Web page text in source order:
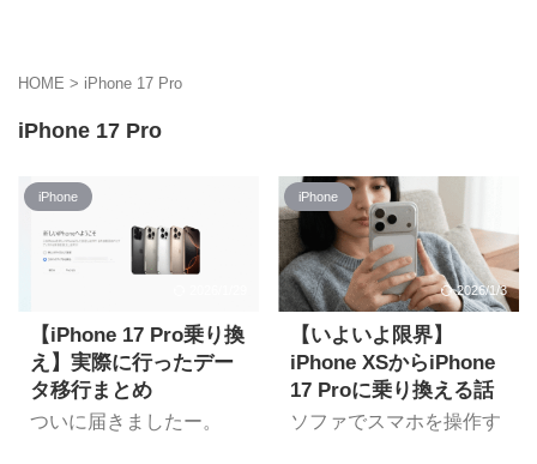
HOME > iPhone 17 Pro
iPhone 17 Pro
iPhone
【iPhone 17 Pro乗り換
え】実際に行ったデー
タ移行まとめ
ついに届きましたー。
iPhone
2026/1/3
【いよいよ限界】
iPhone XSからiPhone
17 Proに乗り換える話
ソファでスマホを操作す